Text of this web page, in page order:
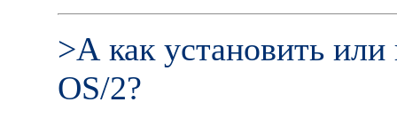
>А как установить или
OS/2?